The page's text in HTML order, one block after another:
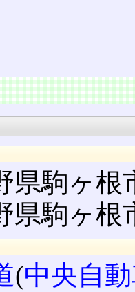
県駒ヶ根
県駒ヶ根
(中央自